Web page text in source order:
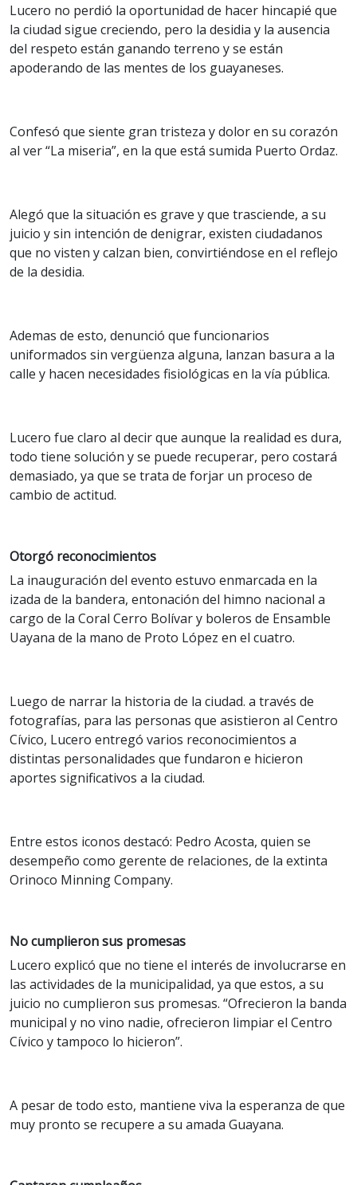
Lucero no perdió la oportunidad de hacer hincapié que
la ciudad sigue creciendo, pero la desidia y la ausencia
del respeto están ganando terreno y se están
apoderando de las mentes de los guayaneses.
Confesó que siente gran tristeza y dolor en su corazón
al ver “La miseria”, en la que está sumida Puerto Ordaz.
Alegó que la situación es grave y que trasciende, a su
juicio y sin intención de denigrar, existen ciudadanos
que no visten y calzan bien, convirtiéndose en el reflejo
de la desidia.
Ademas de esto, denunció que funcionarios
uniformados sin vergüenza alguna, lanzan basura a la
calle y hacen necesidades fisiológicas en la vía pública.
Lucero fue claro al decir que aunque la realidad es dura,
todo tiene solución y se puede recuperar, pero costará
demasiado, ya que se trata de forjar un proceso de
cambio de actitud.
Otorgó reconocimientos
La inauguración del evento estuvo enmarcada en la
izada de la bandera, entonación del himno nacional a
cargo de la Coral Cerro Bolívar y boleros de Ensamble
Uayana de la mano de Proto López en el cuatro.
Luego de narrar la historia de la ciudad. a través de
fotografías, para las personas que asistieron al Centro
Cívico, Lucero entregó varios reconocimientos a
distintas personalidades que fundaron e hicieron
aportes significativos a la ciudad.
Entre estos iconos destacó: Pedro Acosta, quien se
desempeño como gerente de relaciones, de la extinta
Orinoco Minning Company.
No cumplieron sus promesas
Lucero explicó que no tiene el interés de involucrarse en
las actividades de la municipalidad, ya que estos, a su
juicio no cumplieron sus promesas. “Ofrecieron la banda
municipal y no vino nadie, ofrecieron limpiar el Centro
Cívico y tampoco lo hicieron”.
A pesar de todo esto, mantiene viva la esperanza de que
muy pronto se recupere a su amada Guayana.